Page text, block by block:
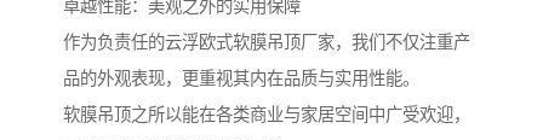
卓越性能：美观之外的实用保障
作为负责任的云浮欧式软膜吊顶厂家，我们不仅注重产
品的外观表现，更重视其内在品质与实用性能。
软膜吊顶之所以能在各类商业与家居空间中广受欢迎，